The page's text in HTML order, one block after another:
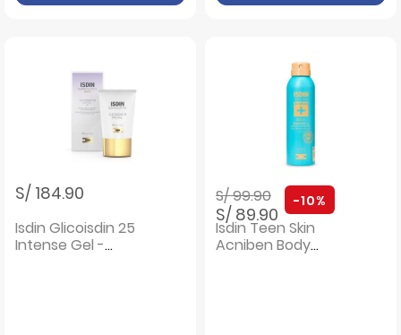
S/ 184.90
Isdin Glicoisdin 25
Intense Gel -
Precio rebajado de
S/ 99.90a
S/ 89.90
-10%
Isdin Teen Skin
Acniben Body